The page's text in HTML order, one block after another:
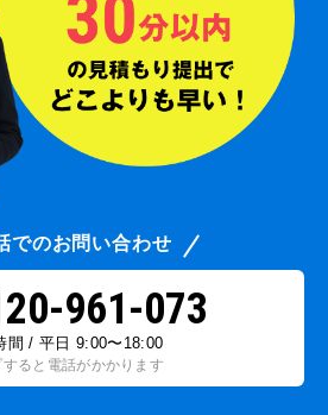
でのお問い合わせ
961-073
間 / 平日 9:00〜18:00
すると電話がかかります